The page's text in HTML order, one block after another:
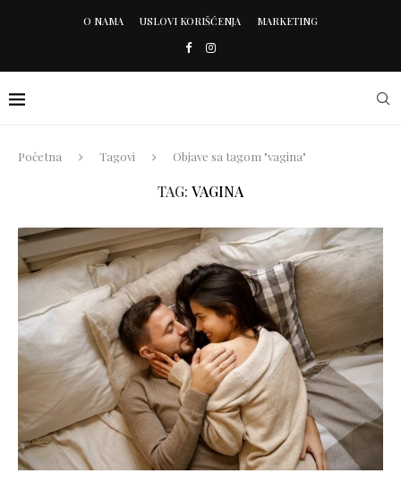
O NAMA USLOVI KORIŠĆENJA MARKETING
Početna Tagovi Objave sa tagom "vagina"
TAG: VAGINA